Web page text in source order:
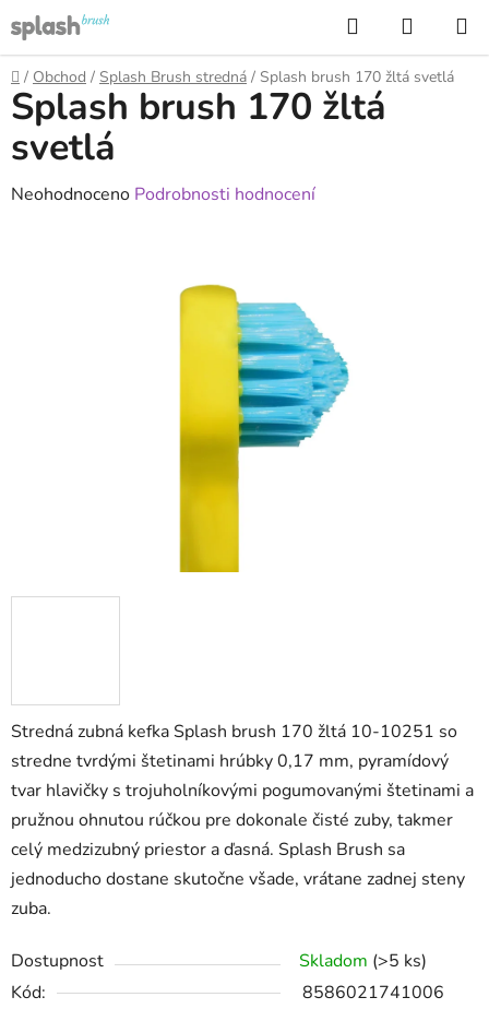
Přejít
na
obsah
Hledat
KOŠÍK
Domů
/ Obchod / Splash Brush stredná / Splash brush 170 žltá svetlá
Stredná zubná kefka Splash brush 170 žltá 10-10251 so
stredne tvrdými štetinami hrúbky 0,17 mm, pyramídový
tvar hlavičky s trojuholníkovými pogumovanými štetinami a
pružnou ohnutou rúčkou pre dokonale čisté zuby, takmer
celý medzizubný priestor a ďasná. Splash Brush sa
jednoducho dostane skutočne všade, vrátane zadnej steny
zuba.
Dostupnost Skladom (>5 ks)
Kód:
8586021741006
Splash brush 170 žltá
svetlá
Průměrné
Neohodnoceno Podrobnosti hodnocení